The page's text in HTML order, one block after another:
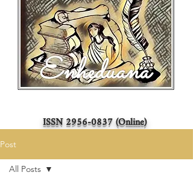
ISSN2956-0837(Online)
Post
All Posts